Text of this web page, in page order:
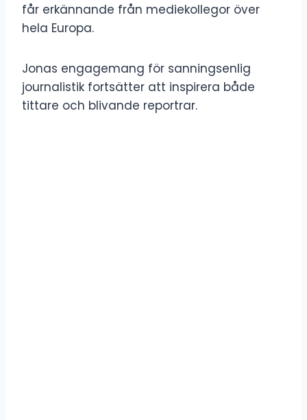
får erkännande från mediekollegor över
hela Europa.
Jonas engagemang för sanningsenlig
journalistik fortsätter att inspirera både
tittare och blivande reportrar.